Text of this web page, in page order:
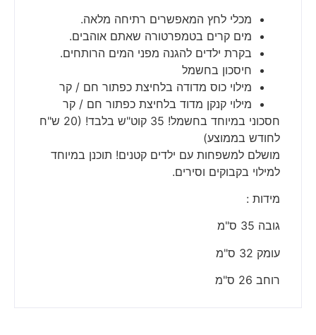
מכלי לחץ המאפשרים רתיחה מלאה.
מים קרים בטמפרטורה שאתם אוהבים.
בקרת ילדים להגנה מפני המים הרותחים.
חיסכון בחשמל
מילוי כוס מדודה בלחיצת כפתור חם / קר
מילוי קנקן מדוד בלחיצת כפתור חם / קר
חסכוני במיוחד בחשמל! 35 קוט"ש בלבד! (20 ש"ח
לחודש בממוצע)
מושלם למשפחות עם ילדים קטנים! תוכנן במיוחד
למילוי בקבוקים וסירים.
מידות :
גובה 35 ס"מ
עומק 32 ס"מ
רוחב 26 ס"מ